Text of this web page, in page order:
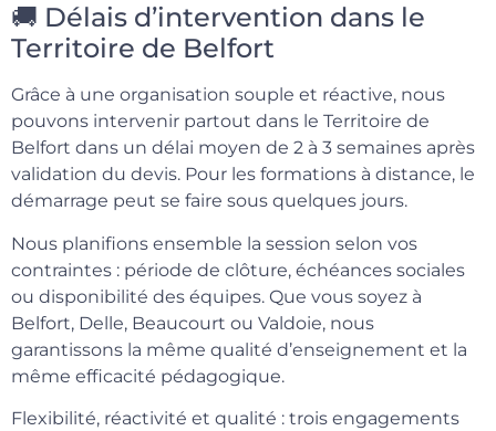
🚚 Délais d’intervention dans le
Territoire de Belfort
Grâce à une organisation souple et réactive, nous
pouvons intervenir partout dans le Territoire de
Belfort dans un délai moyen de 2 à 3 semaines après
validation du devis. Pour les formations à distance, le
démarrage peut se faire sous quelques jours.
Nous planifions ensemble la session selon vos
contraintes : période de clôture, échéances sociales
ou disponibilité des équipes. Que vous soyez à
Belfort, Delle, Beaucourt ou Valdoie, nous
garantissons la même qualité d’enseignement et la
même efficacité pédagogique.
Flexibilité, réactivité et qualité : trois engagements